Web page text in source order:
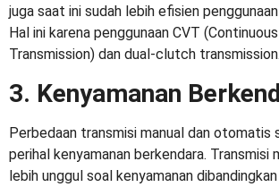
juga saat ini sudah lebih efisien
Hal ini karena penggunaan CVT
Transmission) dan dual-clutch transmission.
3. Kenyamanan
Perbedaan transmisi manual dan otomatis
perihal kenyamanan berkendara. Transmisi
lebih unggul soal kenyamanan